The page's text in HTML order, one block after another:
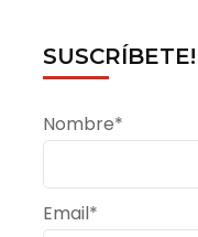
SUSCRÍBETE!
Nombre*
Email*